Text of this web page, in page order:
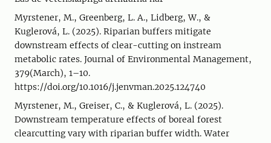
Myrstener, M., Greenberg, L. A., Lidberg, W., &
Kuglerová, L. (2025). Riparian buffers mitigate
downstream effects of clear-cutting on instream
metabolic rates. Journal of Environmental Management,
379(March), 1–10.
https://doi.org/10.1016/j.jenvman.2025.124740
Myrstener, M., Greiser, C., & Kuglerová, L. (2025).
Downstream temperature effects of boreal forest
clearcutting vary with riparian buffer width. Water